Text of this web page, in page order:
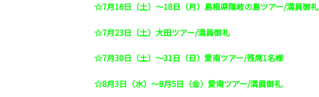
☆7月16日（土）～18日（月）島根県隠岐の島ツアー/満員御礼
☆7月23日（土）大田ツアー/満員御礼
☆7月30日（土）～31日（日）愛南ツアー/残席1名様
☆8月3日（水）～8月5日（金）愛南ツアー/満員御礼